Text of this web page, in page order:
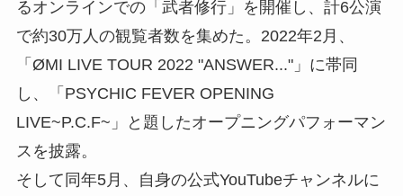
るオンラインでの「武者修行」を開催し、計6公演
で約30万人の観覧者数を集めた。2022年2⽉、
「ØMI LIVE TOUR 2022 "ANSWER..."」に帯同
し、「PSYCHIC FEVER OPENING
LIVE~P.C.F~」と題したオープニングパフォーマン
スを披露。
そして同年5月、自身の公式YouTubeチャンネルに